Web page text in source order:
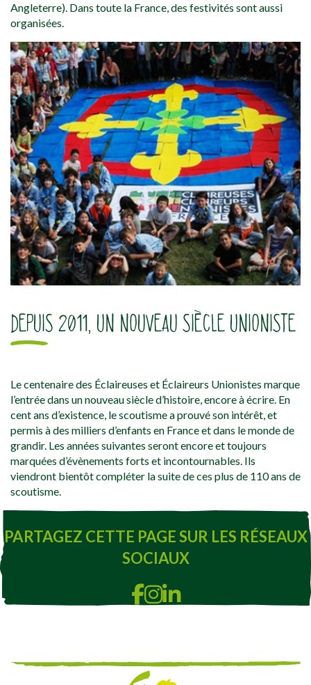
Angleterre). Dans toute la France, des festivités sont aussi
organisées.
DEPUIS 2011, UN NOUVEAU SIÈCLE UNIONISTE
Le centenaire des Éclaireuses et Éclaireurs Unionistes marque
l’entrée dans un nouveau siècle d’histoire, encore à écrire. En
cent ans d’existence, le scoutisme a prouvé son intérêt, et
permis à des milliers d’enfants en France et dans le monde de
grandir. Les années suivantes seront encore et toujours
marquées d’évènements forts et incontournables. Ils
viendront bientôt compléter la suite de ces plus de 110 ans de
scoutisme.
PARTAGEZ CETTE PAGE SUR LES RÉSEAUX
SOCIAUX